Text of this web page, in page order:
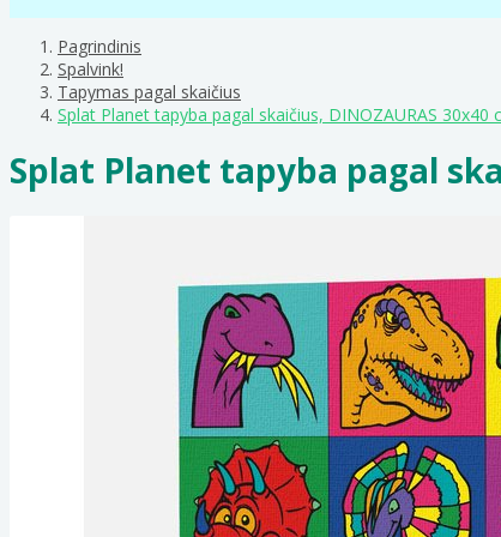
Pagrindinis
Spalvink!
Tapymas pagal skaičius
Splat Planet tapyba pagal skaičius, DINOZAURAS 30x40
Splat Planet tapyba pagal